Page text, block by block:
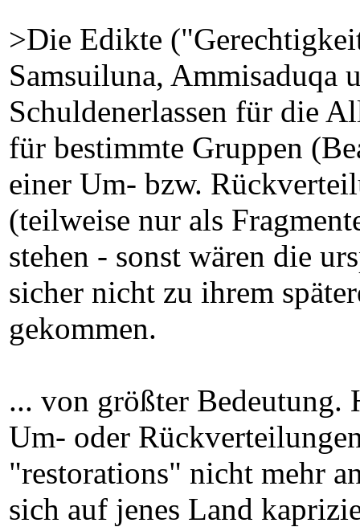
>Die Edikte
Samsuiluna, Ammisaduqa
Schuldenerlassen für die
für bestimmte Gruppen
einer Um- bzw.
(teilweise nur als
stehen - sonst wären die
sicher nicht zu ihrem
gekommen.
... von größter Bedeutung.
Um- oder
"restorations" nicht mehr
sich auf jenes Land